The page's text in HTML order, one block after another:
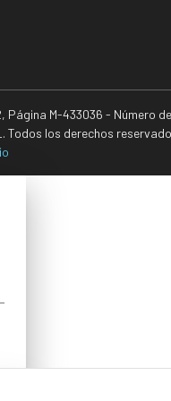
Página M-433036 - Número
Todos los derechos